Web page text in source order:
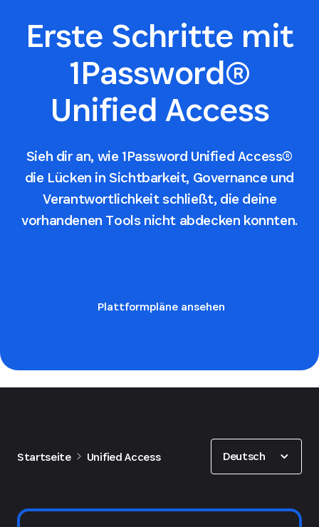
Erste Schritte mit
1Password®
Unified Access
Sieh dir an, wie 1Password Unified Access®
die Lücken in Sichtbarkeit, Governance und
Verantwortlichkeit schließt, die deine
vorhandenen Tools nicht abdecken konnten.
Plattformpläne ansehen
Startseite Unified Access Deutsch